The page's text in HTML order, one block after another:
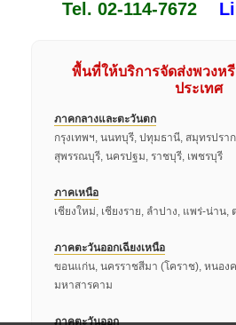
Tel. 02-114-7672
พื้นที่ให้บริการจัดส่งพวงห
ประเทศ
ภาคกลางและตะวันตก
กรุงเทพฯ, นนทบุรี, ปทุมธานี, สมุทรปรา
สุพรรณบุรี, นครปฐม, ราชบุรี, เพชรบุรี
ภาคเหนือ
เชียงใหม่, เชียงราย, ลำปาง, แพร่-น่าน,
ภาคตะวันออกเฉียงเหนือ
ขอนแก่น, นครราชสีมา (โคราช), หนองค
มหาสารคาม
ภาคตะวันออก